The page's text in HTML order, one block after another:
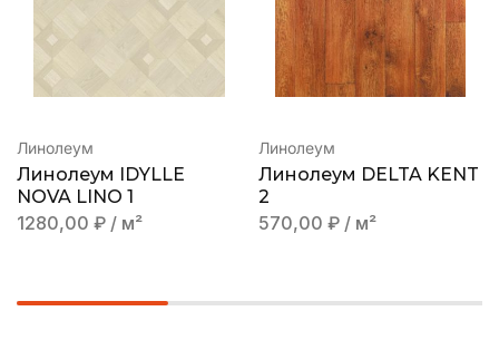
Линолеум
Линолеум IDYLLE
NOVA LINO 1
1280,00 ₽ / м²
Линолеум
Линолеум DELTA KENT
2
570,00 ₽ / м²